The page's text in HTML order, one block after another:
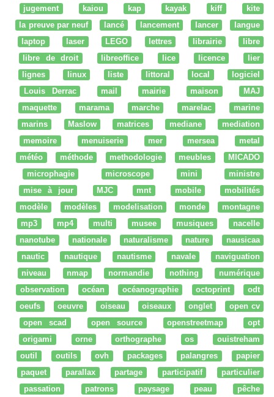
jugement
kaiou kap kayak kiff
kite
la preuve par neuf
lancé lancement lancer
langue
laptop
laser LEGO lettres librairie
libre
libre de droit
libreoffice lice licence
lier
lignes
linux liste littoral local
logiciel
Louis Derrac
mail mairie maison
MAJ
maquette
marama marche marelac
marine
marins
Maslow matrices mediane
mediation
memoire
menuiserie mer mersea
metal
météo
méthode methodologie meubles
MICADO
microphagie
microscope mini
ministre
mise à jour
MJC mnt mobile
mobilités
modèle
modèles modelisation monde
montagne
mp3
mp4 multi musee musiques
nacelle
nanotube
nationale naturalisme nature
nausicaa
nautic
nautique nautisme navale
naviguation
niveau
nmap normandie nothing
numérique
observation
océan océanographie octoprint
odt
oeufs
oeuvre oiseau oiseaux onglet
open cv
open scad
open source openstreetmap
opt
origami
orne orthographe os
ouistreham
outil
outils ovh packages palangres
papier
paquet
parallax partage participatif
particulier
passation
patrons paysage peau
pêche